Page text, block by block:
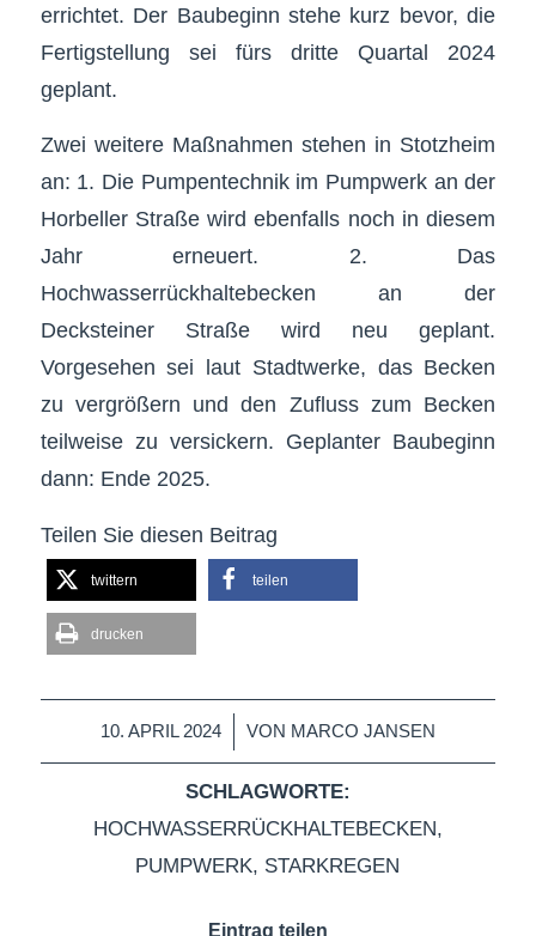
errichtet. Der Baubeginn stehe kurz bevor, die
Fertigstellung sei fürs dritte Quartal 2024
geplant.
Zwei weitere Maßnahmen stehen in Stotzheim
an: 1. Die Pumpentechnik im Pumpwerk an der
Horbeller Straße wird ebenfalls noch in diesem
Jahr erneuert. 2. Das
Hochwasserrückhaltebecken an der
Decksteiner Straße wird neu geplant.
Vorgesehen sei laut Stadtwerke, das Becken
zu vergrößern und den Zufluss zum Becken
teilweise zu versickern. Geplanter Baubeginn
dann: Ende 2025.
Teilen Sie diesen Beitrag
twittern teilen
drucken
10. APRIL 2024
/ VON MARCO JANSEN
SCHLAGWORTE:
HOCHWASSERRÜCKHALTEBECKEN,
PUMPWERK, STARKREGEN
Eintrag teilen